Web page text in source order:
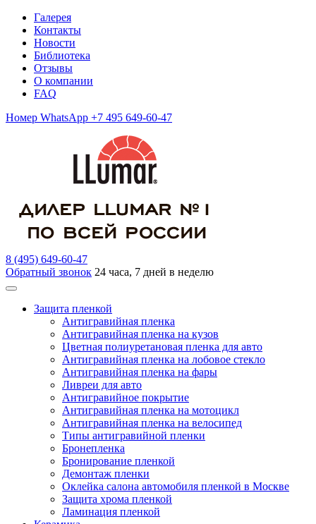
Галерея
Контакты
Новости
Библиотека
Отзывы
О компании
FAQ
Номер WhatsApp +7 495 649-60-47
8 (495) 649-60-47
Обратный звонок 24 часа, 7 дней в неделю
Защита пленкой
Антигравийная пленка
Антигравийная пленка на кузов
Цветная полиуретановая пленка для авто
Антигравийная пленка на лобовое стекло
Антигравийная пленка на фары
Ливреи для авто
Антигравийное покрытие
Антигравийная пленка на мотоцикл
Антигравийная пленка на велосипед
Типы антигравийной пленки
Бронепленка
Бронирование пленкой
Демонтаж пленки
Оклейка салона автомобиля пленкой в Москве
Защита хрома пленкой
Ламинация пленкой